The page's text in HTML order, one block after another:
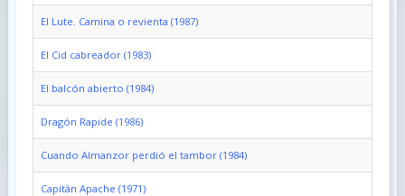
El Lute. Camina o revienta (1987)
El Cid cabreador (1983)
El balcón abierto (1984)
Dragón Rapide (1986)
Cuando Almanzor perdió el tambor (1984)
Capitán Apache (1971)